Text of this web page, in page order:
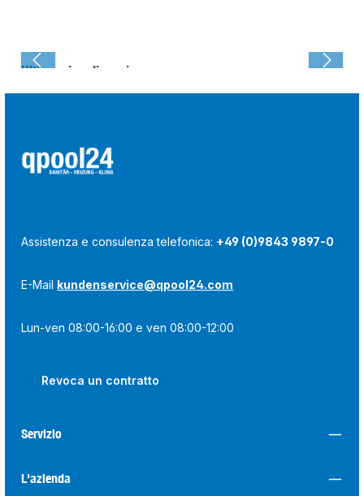
Ultima visualizzazione:
Assistenza e consulenza telefonica: +49 (0)9843 9897-0
E-Mail kundenservice@qpool24.com
Lun-ven 08:00-16:00 e ven 08:00-12:00
Revoca un contratto
Servizio
L'azienda